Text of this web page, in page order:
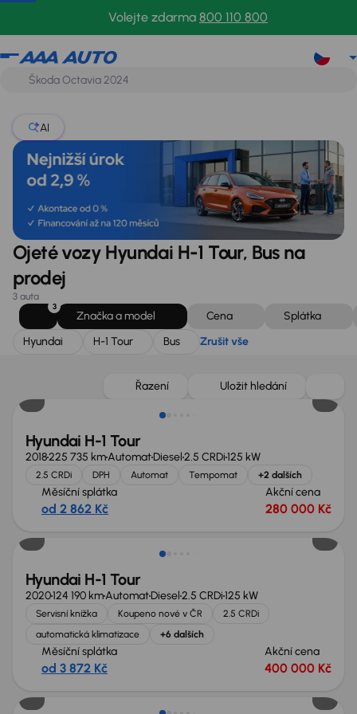
Volejte zdarma 800 110 800
Hyundai
AI
Ojeté vozy Hyundai H-1 Tour, Bus na
prodej
3 auta
3
Značka a model Cena
Splátka
Hyundai
H-1 Tour Bus Zrušit vše
Řazení Uložit hledání
Možnost odpočtu DPH
Hyundai H-1 Tour
2018225 735 kmAutomatDiesel2.5 CRDi125 kW
2.5 CRDi DPH Automat Tempomat +2 dalších
Měsíční splátka
od 2 862 Kč
Akční cena
280 000 Kč
Možnost odpočtu DPH
Hyundai H-1 Tour
2020124 190 kmAutomatDiesel2.5 CRDi125 kW
Servisní knížka Koupeno nové v ČR
2.5 CRDi
automatická klimatizace
+6 dalších
Měsíční splátka
od 3 872 Kč
Akční cena
400 000 Kč
Nově v nabídce